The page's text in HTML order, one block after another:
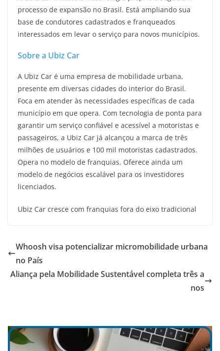
processo de expansão no Brasil. Está ampliando sua
base de condutores cadastrados e franqueados
interessados em levar o serviço para novos municípios.
Sobre a Ubiz Car
A Ubiz Car é uma empresa de mobilidade urbana,
presente em diversas cidades do interior do Brasil.
Foca em atender às necessidades específicas de cada
município em que opera. Com tecnologia de ponta para
garantir um serviço confiável e acessível a motoristas e
passageiros, a Ubiz Car já alcançou a marca de três
milhões de usuários e 100 mil motoristas cadastrados.
Opera no modelo de franquias. Oferece ainda um
modelo de negócios escalável para os investidores
licenciados.
Ubiz Car cresce com franquias fora do eixo tradicional
Whoosh visa potencializar micromobilidade urbana
no País
Aliança pela Mobilidade Sustentável completa três a
nos